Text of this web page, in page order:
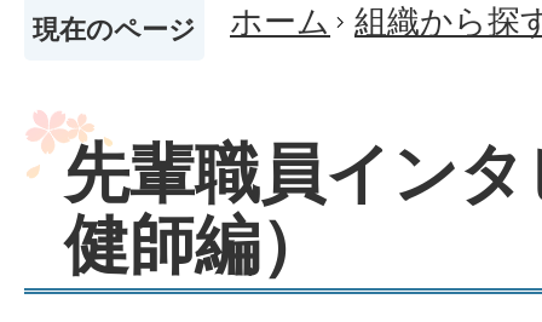
現在のページ ホーム 組織から探
先輩職員イン
健師編）